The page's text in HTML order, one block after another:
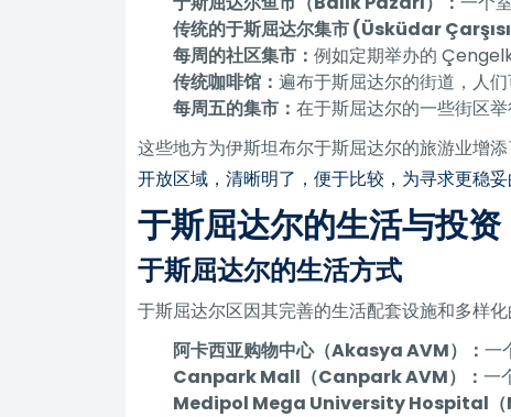
传统的于斯屈达尔集市 (Üsküdar
每周的社区集市：例如定期举办的
传统咖啡馆：遍布于斯屈达尔的街道，人
每周五的集市：在于斯屈达尔的一些街区
这些地方为伊斯坦布尔于斯屈达尔的旅游业增
开放区域，清晰明了，便于比较，为寻求更稳妥
于斯屈达尔的生活与投资
于斯屈达尔的生活方式
于斯屈达尔区因其完善的生活配套设施和多样
阿卡西亚购物中心（Akasya AVM）：一
Canpark Mall（Canpark AVM）：一
Medipol Mega University Hospital